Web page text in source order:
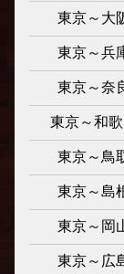
東京～大
東京～兵
東京～奈
東京～和
東京～鳥
東京～島
東京～岡
東京～広